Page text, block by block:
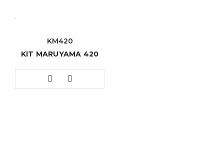
KM420
KIT MARUYAMA 420